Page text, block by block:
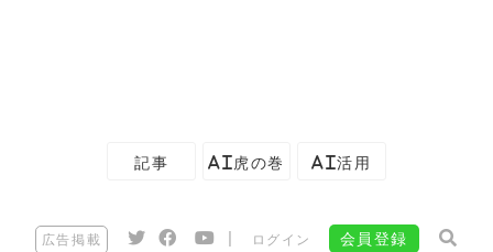
記事 AI虎の巻 AI活用
広告掲載 ログイン 会員登録